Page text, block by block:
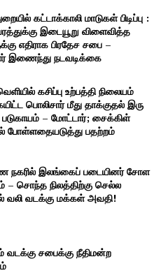
கட்டாக்காலி மாடுகள் பிடிப்பு :
இடையூறு விளைவித்த
எதிராக பிரதேச சபை –
இணைந்து நடவடிக்கை
கசிப்பு உற்பத்தி நிலையம்
பொலிசார் மீது தாக்குதல் இரு
படுகாயம் – மோட்டார்; சைக்கிள்
போள்ளதையடுத்து பதற்றம்
நகரில் இலங்கைப் படையினர் சோள
– சொந்த நிலத்திற்கு செல்ல
வலி வடக்கு மக்கள் அவதி!
வடக்கு சபைக்கு நீதிமன்ற